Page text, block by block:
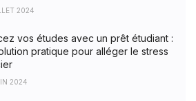
2024
vos études avec un prêt étudiant :
pratique pour alléger le stress
2024